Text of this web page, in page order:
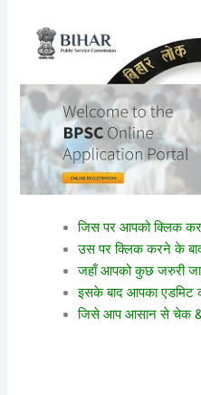
जिस पर आपको क्लिक
उस पर क्लिक करने के
जहाँ आपको कुछ जरुरी
इसके बाद आपका एडमिट
जिसे आप आसान से चेक &